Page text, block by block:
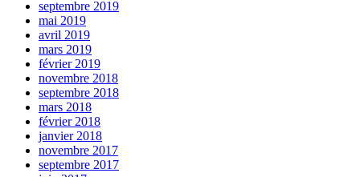
septembre 2019
mai 2019
avril 2019
mars 2019
février 2019
novembre 2018
septembre 2018
mars 2018
février 2018
janvier 2018
novembre 2017
septembre 2017